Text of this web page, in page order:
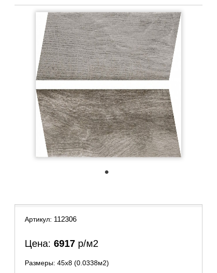
Артикул: 112306
Цена: 6917 р/м2
Размеры: 45х8 (0.0338м2)